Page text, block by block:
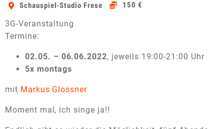
Schauspiel-Studio Frese
150 €
3G-Veranstaltung
Termine:
02.05. – 06.06.2022, jeweils 19:00-21:00 Uhr
5x montags
mit Markus Glossner
Moment mal, ich singe ja!!